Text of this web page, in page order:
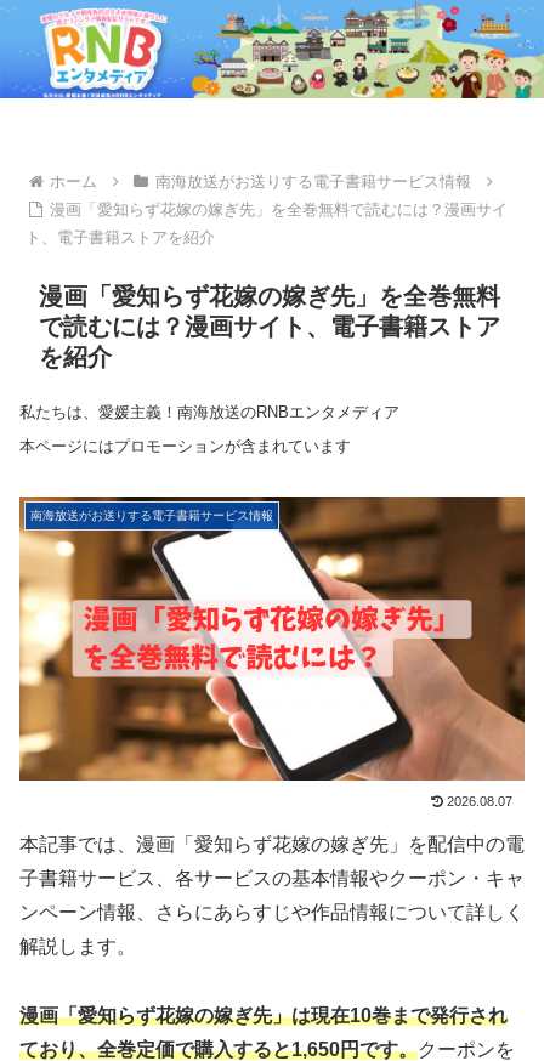
ホーム
南海放送がお送りする電子書籍サービス情報
漫画「愛知らず花嫁の嫁ぎ先」を全巻無料で読むには？漫画サイ
ト、電子書籍ストアを紹介
漫画「愛知らず花嫁の嫁ぎ先」を全巻無料
で読むには？漫画サイト、電子書籍ストア
を紹介
私たちは、愛媛主義！南海放送のRNBエンタメディア
本ページにはプロモーションが含まれています
南海放送がお送りする電子書籍サービス情報
2026.08.07
本記事では、漫画「愛知らず花嫁の嫁ぎ先」を配信中の電
子書籍サービス、各サービスの基本情報やクーポン・キャ
ンペーン情報、さらにあらすじや作品情報について詳しく
解説します。
漫画「愛知らず花嫁の嫁ぎ先」は現在10巻まで発行され
ており、全巻定価で購入すると1,650円です。クーポンを